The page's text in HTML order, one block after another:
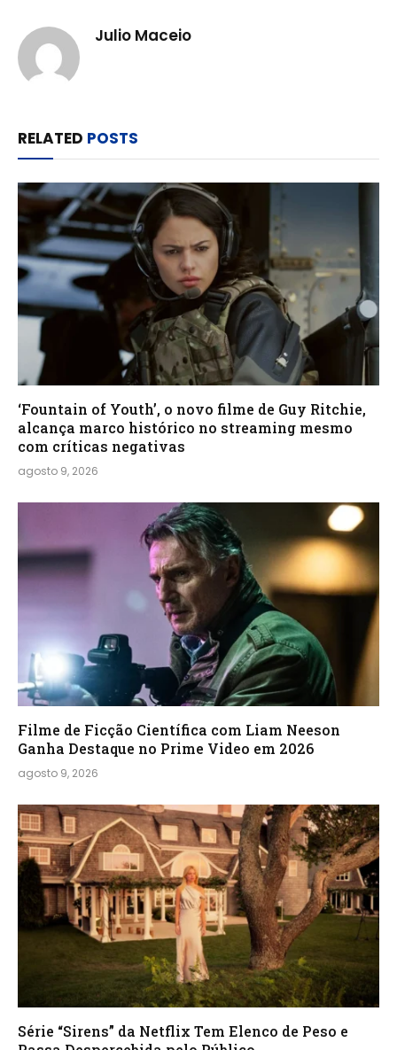
Julio Maceio
RELATED POSTS
‘Fountain of Youth’, o novo filme de Guy Ritchie,
alcança marco histórico no streaming mesmo
com críticas negativas
agosto 9, 2026
Filme de Ficção Científica com Liam Neeson
Ganha Destaque no Prime Video em 2026
agosto 9, 2026
Série “Sirens” da Netflix Tem Elenco de Peso e